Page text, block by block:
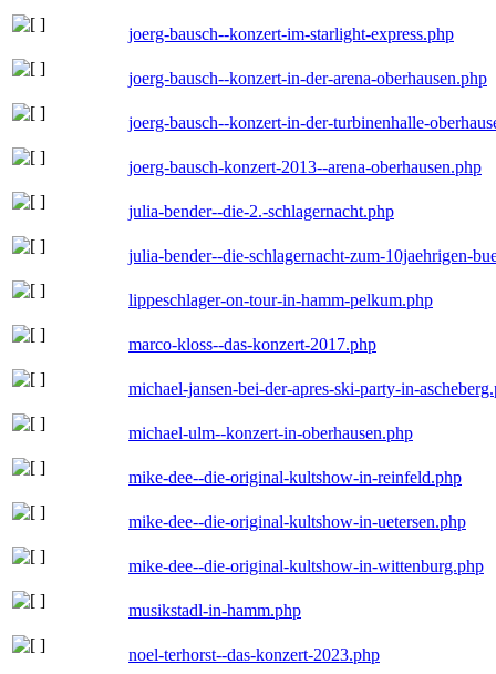
joerg-bausch--konzert-im-starlight-express.php
joerg-bausch--konzert-in-der-arena-oberhausen.php
joerg-bausch--konzert-in-der-turbinenhalle-
joerg-bausch-konzert-2013--arena-oberhausen.php
julia-bender--die-2.-schlagernacht.php
julia-bender--die-schlagernacht-zum-10jaehrigen-
lippeschlager-on-tour-in-hamm-pelkum.php
marco-kloss--das-konzert-2017.php
michael-jansen-bei-der-apres-ski-party-in-
michael-ulm--konzert-in-oberhausen.php
mike-dee--die-original-kultshow-in-reinfeld.php
mike-dee--die-original-kultshow-in-uetersen.php
mike-dee--die-original-kultshow-in-wittenburg.php
musikstadl-in-hamm.php
noel-terhorst--das-konzert-2023.php